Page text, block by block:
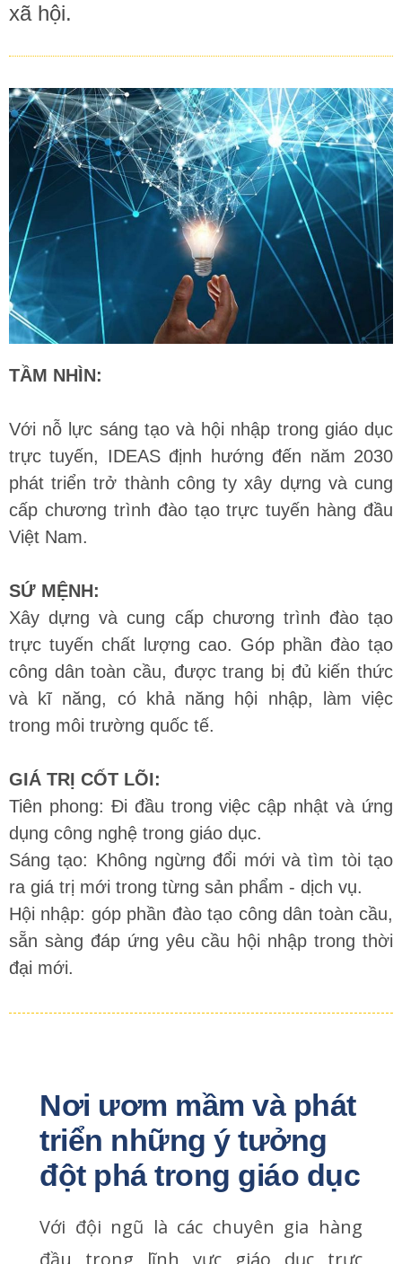
xã hội.
TẦM NHÌN:
Với nỗ lực sáng tạo và hội nhập trong giáo dục
trực tuyến, IDEAS định hướng đến năm 2030
phát triển trở thành công ty xây dựng và cung
cấp chương trình đào tạo trực tuyến hàng đầu
Việt Nam.
SỨ MỆNH:
Xây dựng và cung cấp chương trình đào tạo
trực tuyến chất lượng cao. Góp phần đào tạo
công dân toàn cầu, được trang bị đủ kiến thức
và kĩ năng, có khả năng hội nhập, làm việc
trong môi trường quốc tế.
GIÁ TRỊ CỐT LÕI:
Tiên phong: Đi đầu trong việc cập nhật và ứng
dụng công nghệ trong giáo dục.
Sáng tạo: Không ngừng đổi mới và tìm tòi tạo
ra giá trị mới trong từng sản phẩm - dịch vụ.
Hội nhập: góp phần đào tạo công dân toàn cầu,
sẵn sàng đáp ứng yêu cầu hội nhập trong thời
đại mới.
Nơi ươm mầm và phát
triển những ý tưởng
đột phá trong giáo dục
Với đội ngũ là các chuyên gia hàng